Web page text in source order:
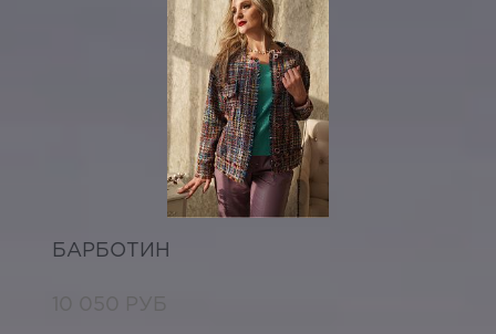
БАРБОТИН
10 050 РУБ